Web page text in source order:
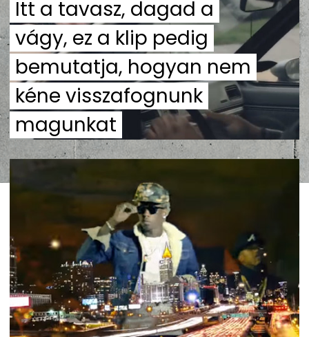
Itt a tavasz, dagad a
vágy, ez a klip pedig
bemutatja, hogyan nem
kéne visszafognunk
magunkat